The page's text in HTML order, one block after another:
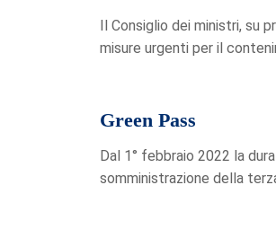
Il Consiglio dei ministri, su
misure urgenti per il
Green Pass
Dal 1° febbraio 2022 la
somministrazione della